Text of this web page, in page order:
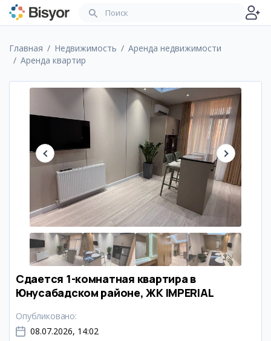
Главная Недвижимость
Аренда недвижимости
Аренда квартир
Сдается 1-комнатная квартира в
Юнусабадском районе, ЖК IMPERIAL
Опубликовано:
08.07.2026, 14:02